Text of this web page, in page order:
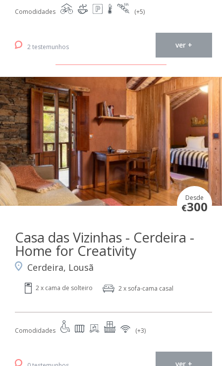
Comodidades (+5)
2 testemunhos ver +
Desde
€300
Casa das Vizinhas - Cerdeira -
Home for Creativity
Cerdeira, Lousã
2 x cama de solteiro 2 x sofa-cama casal
Comodidades (+3)
ver +